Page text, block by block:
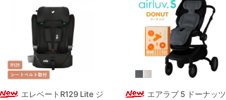
エレベートR129 Lite ジ エアラブ 5 ドーナッツ